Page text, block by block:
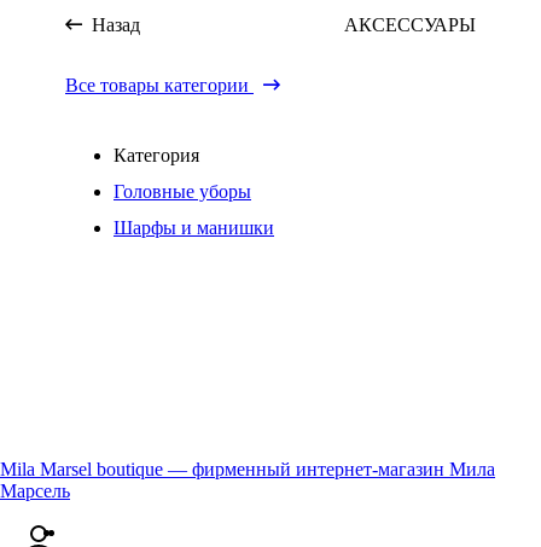
Назад АКСЕССУАРЫ
Все товары категории
Категория
Головные уборы
Шарфы и манишки
Mila Marsel boutique — фирменный интернет-магазин Мила
Марсель